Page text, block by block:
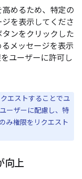
めるため、特定の
を表示してくださ
ンをクリックした
メッセージを表示
ユーザーに許可し
エストすることでユ
ーザーに配慮し、特
み権限をリクエスト
向上